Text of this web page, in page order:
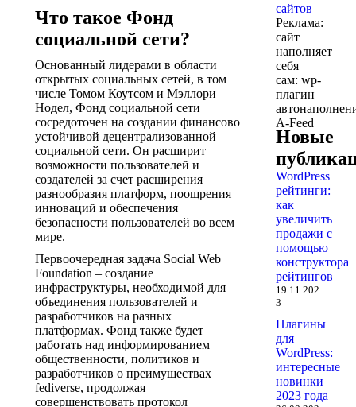
Что такое Фонд
социальной сети?
Основанный лидерами в области
открытых социальных сетей, в том
числе Томом Коутсом и Мэллори
Нодел, Фонд социальной сети
сосредоточен на создании финансово
устойчивой децентрализованной
социальной сети. Он расширит
возможности пользователей и
создателей за счет расширения
разнообразия платформ, поощрения
инноваций и обеспечения
безопасности пользователей во всем
мире.
Первоочередная задача Social Web
Foundation – создание
инфраструктуры, необходимой для
объединения пользователей и
разработчиков на разных
платформах. Фонд также будет
работать над информированием
общественности, политиков и
разработчиков о преимуществах
fediverse, продолжая
совершенствовать протокол
Реклама:
сайт
наполняет
себя
сам: wp-
плагин
A-Feed
Новые
WordPress
рейтинги:
как
увеличить
продажи с
помощью
конструктора
рейтингов
19.11.202
3
Плагины
для
WordPress:
интересные
новинки
2023 года